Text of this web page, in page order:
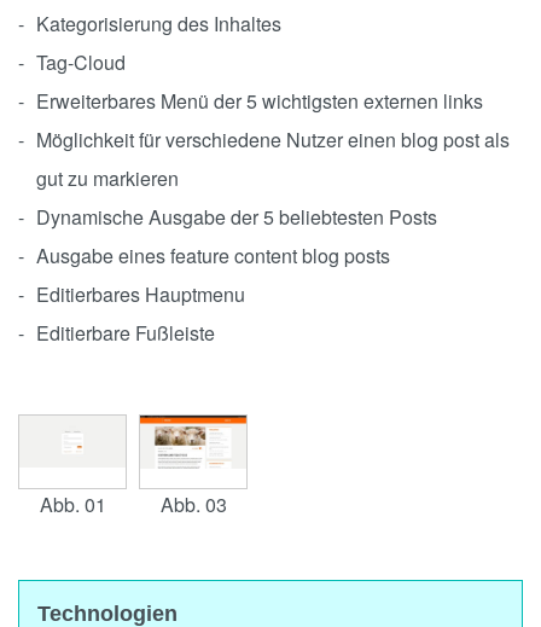
Kategorisierung des Inhaltes
Tag-Cloud
Erweiterbares Menü der 5 wichtigsten externen links
Möglichkeit für verschiedene Nutzer einen blog post als
gut zu markieren
Dynamische Ausgabe der 5 beliebtesten Posts
Ausgabe eines feature content blog posts
Editierbares Hauptmenu
Editierbare Fußleiste
Abb. 01 Abb. 03
Technologien